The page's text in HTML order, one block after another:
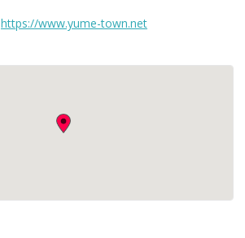
https://www.yume-town.net